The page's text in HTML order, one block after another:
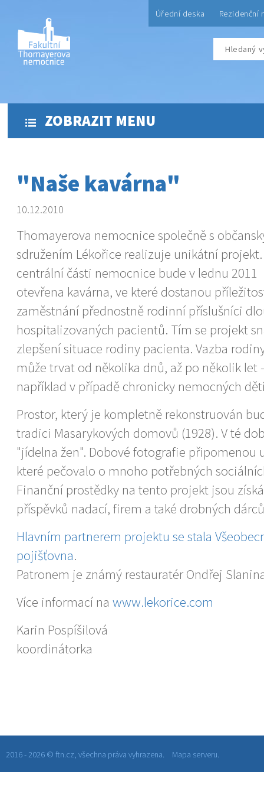
Úřední deska Rezidenční
ZOBRAZIT MENU
"Naše kavárna"
10.12.2010
Thomayerova nemocnice společně s
sdružením Lékořice realizuje unikátní projekt.
centrální části nemocnice bude v lednu 2011
otevřena kavárna, ve které dostanou
zaměstnání přednostně rodinní příslušníci
hospitalizovaných pacientů. Tím se projekt
zlepšení situace rodiny pacienta. Vazba
může trvat od několika dnů, až po několik let
například v případě chronicky nemocných
Prostor, který je kompletně rekonstruován
tradici Masarykových domovů (1928). V té
"jídelna žen". Dobové fotografie připomenou
které pečovalo o mnoho potřebných
Finanční prostědky na tento projekt jsou
příspěvků nadací, firem a také drobných
Hlavním partnerem projektu se stala
pojišťovna.
Patronem je známý restauratér Ondřej
Více informací na www.lekorice.com
Karin Pospíšilová
koordinátorka
2016 - 2026 © ftn.cz, všechna práva vyhrazena. Mapa serveru.